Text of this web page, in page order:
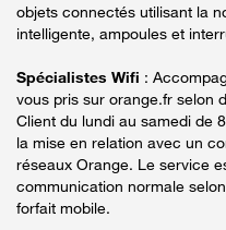
objets connectés utilisant la
intelligente, ampoules et
Spécialistes Wifi :
vous pris sur orange.fr selon
Client du lundi au samedi de
la mise en relation avec un
réseaux Orange. Le service
communication normale
forfait mobile.